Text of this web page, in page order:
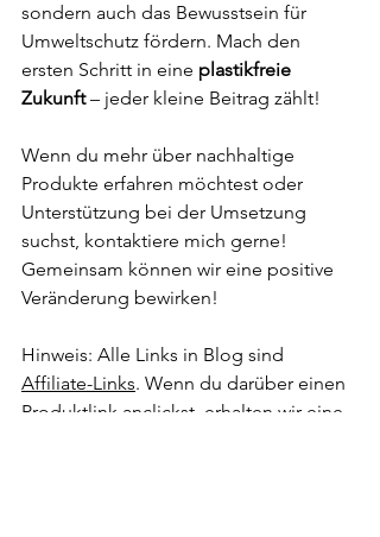
sondern auch das Bewusstsein für
Umweltschutz fördern. Mach den
ersten Schritt in eine plastikfreie
Zukunft – jeder kleine Beitrag zählt!
Wenn du mehr über nachhaltige
Produkte erfahren möchtest oder
Unterstützung bei der Umsetzung
suchst, kontaktiere mich gerne!
Gemeinsam können wir eine positive
Veränderung bewirken!
Hinweis: Alle Links in Blog sind
Affiliate-Links. Wenn du darüber einen
Produktlink anclickst, erhalten wir eine